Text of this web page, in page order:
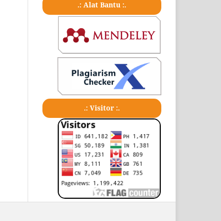
.: Alat Bantu :.
.: Visitor :.